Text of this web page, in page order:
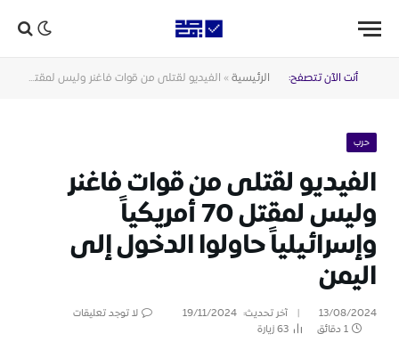
أنت الآن تتصفح: الرئيسية » الفيديو لقتلى من قوات فاغنر وليس لمقتل 70 أمريكياً وإسرائيلياً حاولوا الدخول إلى اليمن
حرب
الفيديو لقتلى من قوات فاغنر
وليس لمقتل 70 أمريكياً
وإسرائيلياً حاولوا الدخول إلى
اليمن
13/08/2024 آخر تحديث: 19/11/2024
لا توجد تعليقات
1 دقائق
63زيارة